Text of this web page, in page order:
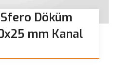
Sfero Döküm
mm Kanal